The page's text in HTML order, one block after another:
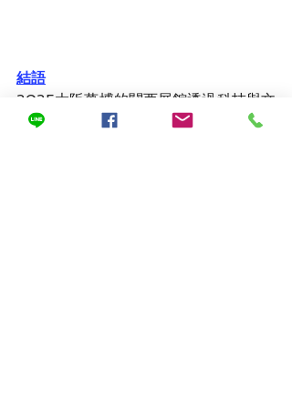
結語
2025大阪萬博的關西展館透過科技與文
化深度融合，將地方特色躍升為國際級